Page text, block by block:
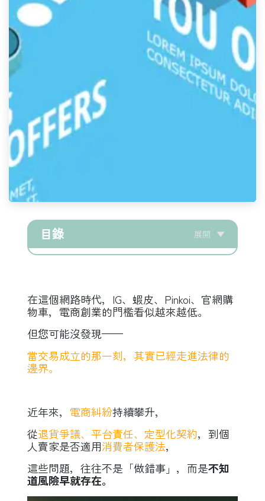
目錄 展開 ▼
在這個網路時代，IG、蝦皮、Pinkoi、官網購
物車，電商創業的門檻看似越來越低。
但您可能沒發現——
當交易成立的那一刻，其實已經走進法律的
邊界。
近年來， 電商糾紛持續攀升，
從退貨爭議、平台責任、定型化契約，到個
人賣家是否適用消費者保護法，
這些問題，往往不是「做錯事」，而是不知
道風險早就存在。